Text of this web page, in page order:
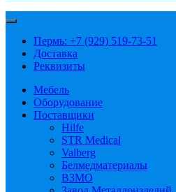
Пермь: +7 (929) 519-73-51
Доставка
Реквизиты
Мебель
Оборудование
Поставщики
Hilfe
STR Medical
Valberg
Белмедматериалы
ВЗМО